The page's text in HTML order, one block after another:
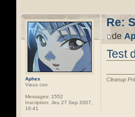
Aphex
Vieux con
Messages: 1552
Inscription: Jeu 27 Sep 2007,
16:41
Re:
de
Test
Cleanup